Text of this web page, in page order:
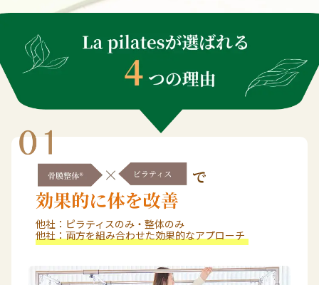
他社： ピラティスのみ・整体のみ
他社：両方を組み合わせた効果的なアプローチ